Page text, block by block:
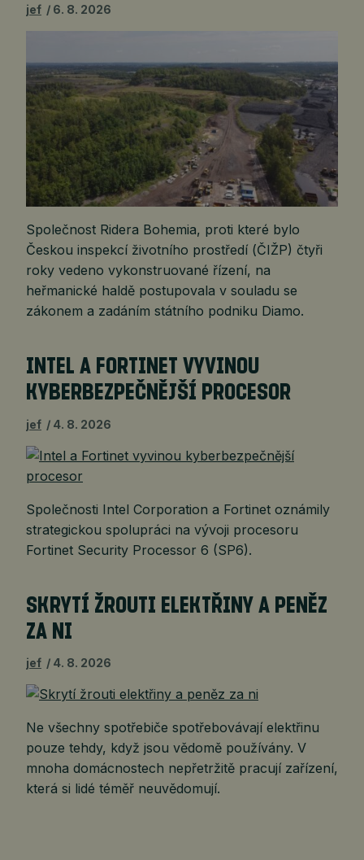
jef 6. 8. 2026
Společnost Ridera Bohemia, proti které bylo
Českou inspekcí životního prostředí (ČIŽP) čtyři
roky vedeno vykonstruované řízení, na
heřmanické haldě postupovala v souladu se
zákonem a zadáním státního podniku Diamo.
INTEL A FORTINET VYVINOU
KYBERBEZPEČNĚJŠÍ PROCESOR
jef 4. 8. 2026
Společnosti Intel Corporation a Fortinet oznámily
strategickou spolupráci na vývoji procesoru
Fortinet Security Processor 6 (SP6).
SKRYTÍ ŽROUTI ELEKTŘINY A PENĚZ
ZA NI
jef 4. 8. 2026
Ne všechny spotřebiče spotřebovávají elektřinu
pouze tehdy, když jsou vědomě používány. V
mnoha domácnostech nepřetržitě pracují zařízení,
která si lidé téměř neuvědomují.